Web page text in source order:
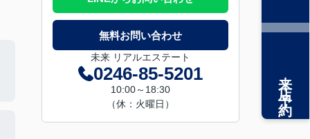
無料お問い合わせ
未来 リアルエステート
0246-85-5201
10:00～18:30
（休：火曜日）
来店予約